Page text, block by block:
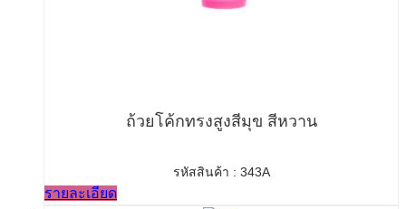
ถ้วยโค้กทรงสูงสีมุข สีหวาน
รหัสสินค้า : 343A
รายละเอียด